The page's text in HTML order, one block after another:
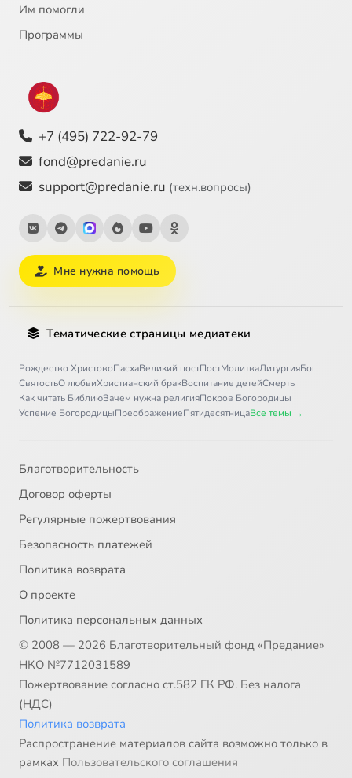
Им помогли
Программы
+7 (495) 722-92-79
fond@predanie.ru
support@predanie.ru (техн.вопросы)
Мне нужна помощь
Тематические страницы медиатеки
Рождество ХристовоПасхаВеликий постПостМолитваЛитургияБог
СвятостьО любвиХристианский бракВоспитание детейСмерть
Как читать БиблиюЗачем нужна религияПокров Богородицы
Успение БогородицыПреображениеПятидесятницаВсе темы →
Благотворительность
Договор оферты
Регулярные пожертвования
Безопасность платежей
Политика возврата
О проекте
Политика персональных данных
© 2008 — 2026 Благотворительный фонд «Предание»
НКО №7712031589
Пожертвование согласно ст.582 ГК РФ. Без налога
(НДС)
Политика возврата
Распространение материалов сайта возможно только в
рамках Пользовательского соглашения